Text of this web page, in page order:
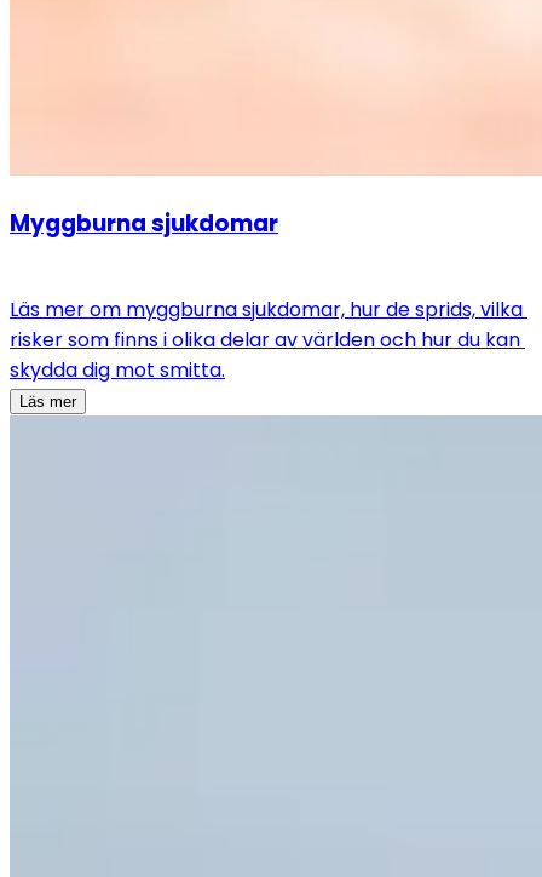
Myggburna sjukdomar
Läs mer om myggburna sjukdomar, hur de sprids, vilka
risker som finns i olika delar av världen och hur du kan
skydda dig mot smitta.
Läs mer